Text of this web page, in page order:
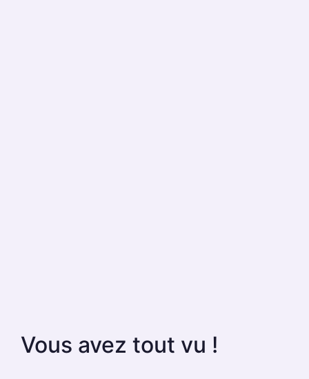
Vous avez tout vu !